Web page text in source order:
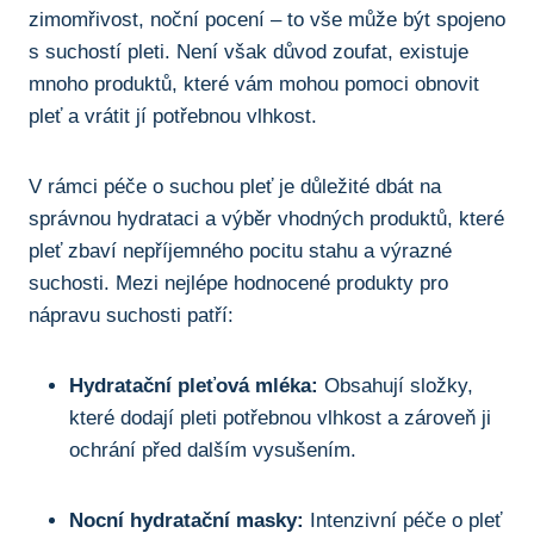
zimomřivost, noční pocení – to vše může být spojeno
s suchostí pleti. Není však důvod zoufat, existuje
mnoho produktů, které vám mohou pomoci obnovit
pleť a vrátit jí potřebnou vlhkost.
V rámci péče o suchou pleť je důležité dbát na
správnou hydrataci a výběr vhodných produktů, které
pleť zbaví nepříjemného pocitu stahu a výrazné
suchosti. Mezi nejlépe hodnocené produkty pro
nápravu suchosti patří:
Hydratační pleťová mléka: Obsahují složky,
které dodají pleti potřebnou vlhkost a zároveň ji
ochrání před dalším vysušením.
Nocní hydratační masky: Intenzivní péče o pleť